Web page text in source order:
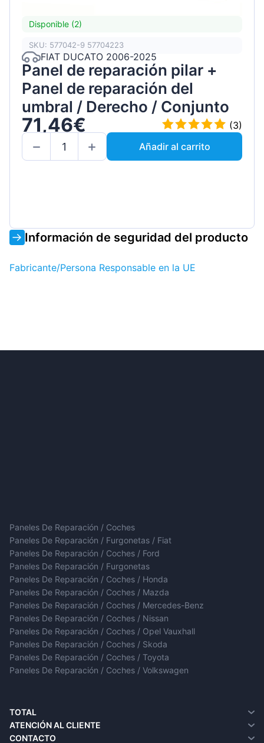
Disponible (2)
SKU: 577042-9 57704223
FIAT DUCATO 2006-2025
Panel de reparación pilar +
Panel de reparación del
umbral / Derecho / Conjunto
71,46€
(3)
Añadir al carrito
Información de seguridad del producto
Fabricante/Persona Responsable en la UE
Paneles De Reparación / Coches
Paneles De Reparación / Furgonetas / Fiat
Paneles De Reparación / Coches / Ford
Paneles De Reparación / Furgonetas
Paneles De Reparación / Coches / Honda
Paneles De Reparación / Coches / Mazda
Paneles De Reparación / Coches / Mercedes-Benz
Paneles De Reparación / Coches / Nissan
Paneles De Reparación / Coches / Opel Vauxhall
Paneles De Reparación / Coches / Skoda
Paneles De Reparación / Coches / Toyota
Paneles De Reparación / Coches / Volkswagen
TOTAL
¿Quiénes somos?
Entrega
ATENCIÓN AL CLIENTE
Contacto
CONTACTO